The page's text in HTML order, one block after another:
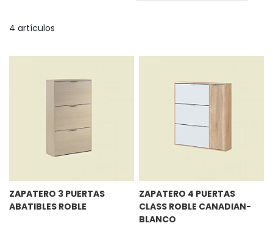
4 artículos
ZAPATERO 3 PUERTAS
ABATIBLES ROBLE
ZAPATERO 4 PUERTAS
CLASS ROBLE CANADIAN-
BLANCO